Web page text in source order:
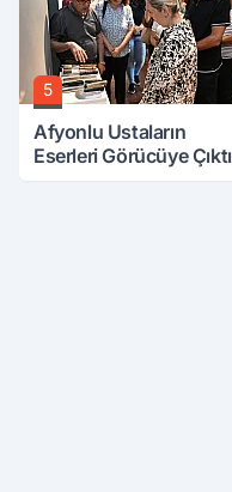
5
Afyonlu Ustaların
Eserleri Görücüye Çıktı